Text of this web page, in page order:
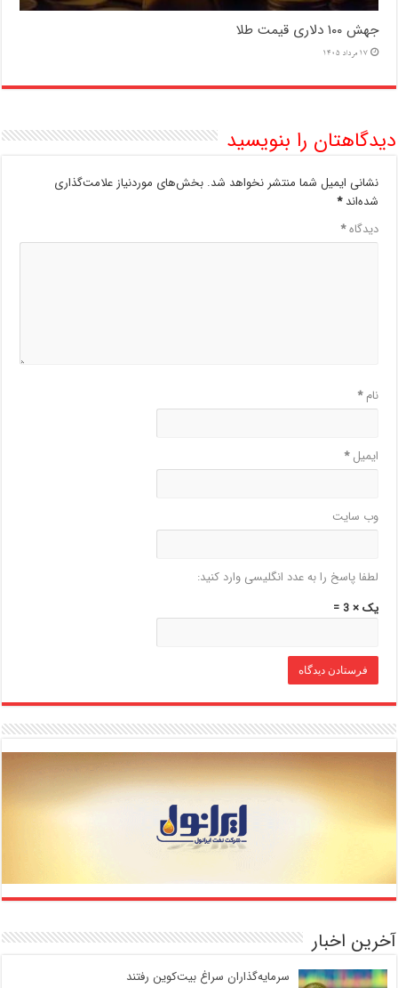
جهش ۱۰۰ دلاری قیمت طلا
17 مرداد 1405
دیدگاهتان را بنویسید
نشانی ایمیل شما منتشر نخواهد شد. بخش‌های موردنیاز علامت‌گذاری
شده‌اند*
دیدگاه*
نام*
ایمیل*
وب‌ سایت
لطفا پاسخ را به عدد انگلیسی وارد کنید:
یک × 3 =
آخرین اخبار
سرمایه‌گذاران سراغ بیت‌کوین رفتند